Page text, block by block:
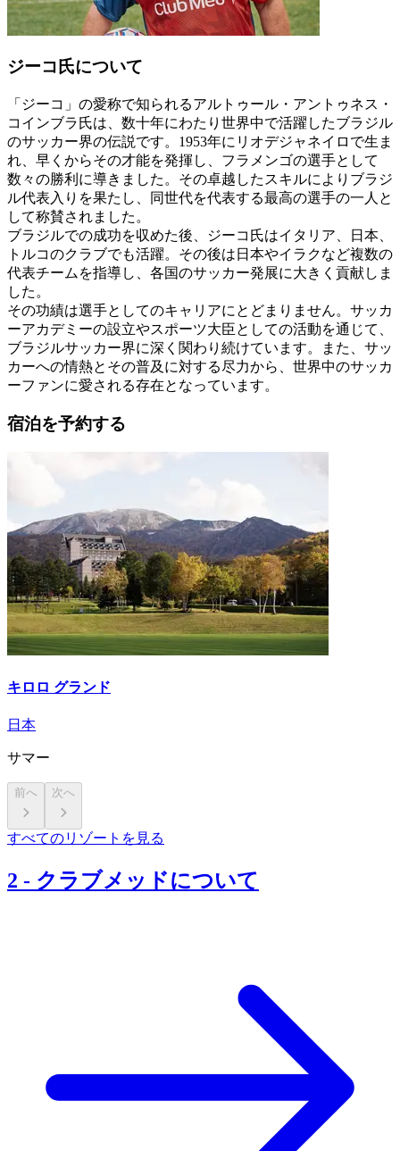
ジーコ氏について
「ジーコ」の愛称で知られるアルトゥール・アントゥネス・
コインブラ氏は、数十年にわたり世界中で活躍したブラジル
のサッカー界の伝説です。1953年にリオデジャネイロで生ま
れ、早くからその才能を発揮し、フラメンゴの選手として
数々の勝利に導きました。その卓越したスキルによりブラジ
ル代表入りを果たし、同世代を代表する最高の選手の一人と
して称賛されました。
ブラジルでの成功を収めた後、ジーコ氏はイタリア、日本、
トルコのクラブでも活躍。その後は日本やイラクなど複数の
代表チームを指導し、各国のサッカー発展に大きく貢献しま
した。
その功績は選手としてのキャリアにとどまりません。サッカ
ーアカデミーの設立やスポーツ大臣としての活動を通じて、
ブラジルサッカー界に深く関わり続けています。また、サッ
カーへの情熱とその普及に対する尽力から、世界中のサッカ
ーファンに愛される存在となっています。
宿泊を予約する
キロロ グランド
日本
サマー
前へ 次へ
すべてのリゾートを見る
2 - クラブメッドについて